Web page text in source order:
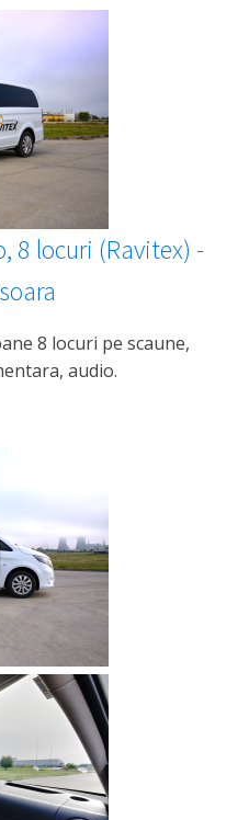
8 locuri (Ravitex) -
8 locuri pe scaune,
audio.